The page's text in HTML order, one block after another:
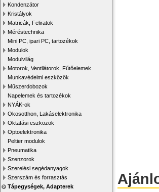
Kondenzátor
Kristályok
Matricák, Feliratok
Méréstechnika
Mini PC, ipari PC, tartozékok
Modulok
Modulvilág
Motorok, Ventilátorok, Fűtőelemek
Munkavédelmi eszközök
Műszerdobozok
Napelemek és tartozékok
NYÁK-ok
Okosotthon, Lakáselektronika
Oktatási eszközök
Optoelektronika
Peltier modulok
Pneumatika
Szenzorok
Szerelési segédanyagok
Szerszám és forrasztás
Tápegységek, Adapterek